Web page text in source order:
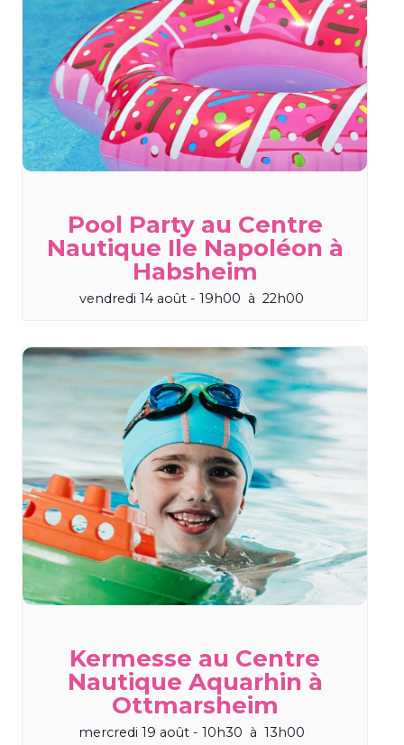
Pool Party au Centre
Nautique Ile Napoléon à
Habsheim
vendredi 14 août - 19h00 à 22h00
Kermesse au Centre
Nautique Aquarhin à
Ottmarsheim
mercredi 19 août - 10h30 à 13h00